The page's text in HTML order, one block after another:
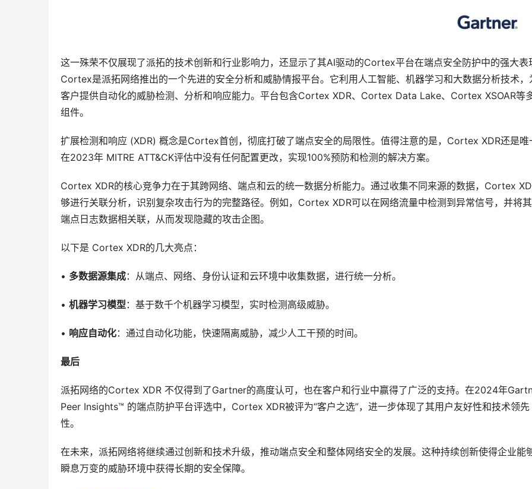
这一殊荣不仅展现了派拓的技术创新和行业影响力，还显示了其AI驱动的Cortex平台在端点安全防护中的强大表
Cortex是派拓网络推出的一个先进的安全分析和威胁情报平台。它利用人工智能、机器学习和大数据分析技术，
客户提供自动化的威胁检测、分析和响应能力。平台包含Cortex XDR、Cortex Data Lake、Cortex XSOAR等
组件。
扩展检测和响应 (XDR) 概念是Cortex首创，彻底打破了端点安全的局限性。值得注意的是，Cortex XDR还是唯
在2023年 MITRE ATT&CK评估中没有任何配置更改，实现100%预防和检测的解决方案。
Cortex XDR的核心竞争力在于其跨网络、端点和云的统一数据分析能力。通过收集不同来源的数据，Cortex
够进行关联分析，识别复杂攻击行为的完整路径。例如，Cortex XDR可以在网络流量中检测到异常信号，并将
端点日志数据相关联，从而发现隐藏的攻击企图。
以下是 Cortex XDR的几大亮点：
• 多数据源集成：从端点、网络、身份认证和云环境中收集数据，进行统一分析。
• 机器学习模型 ：基于数千个机器学习模型，实时检测高级威胁。
• 响应自动化：通过自动化功能，快速隔离威胁，减少人工干预的时间。
最后
派拓网络的Cortex XDR 不仅得到了Gartner的高度认可，也在客户和行业中赢得了广泛的支持。在2024年
Peer Insights™ 的端点防护平台评选中，Cortex XDR被评为“客户之选”，进一步体现了其用户友好性和技术领先
性。
在未来，派拓网络将继续通过创新和技术升级，推动端点安全和整体网络安全的发展。这种持续创新使得企业能
瞬息万变的威胁环境中获得长期的安全保障。